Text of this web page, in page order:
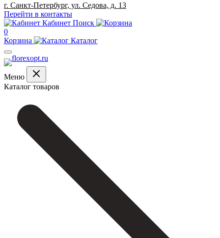
г. Санкт-Петербург, ул. Седова, д. 13
Перейти в контакты
Кабинет Поиск
0
Корзина
Каталог
Меню
Каталог товаров